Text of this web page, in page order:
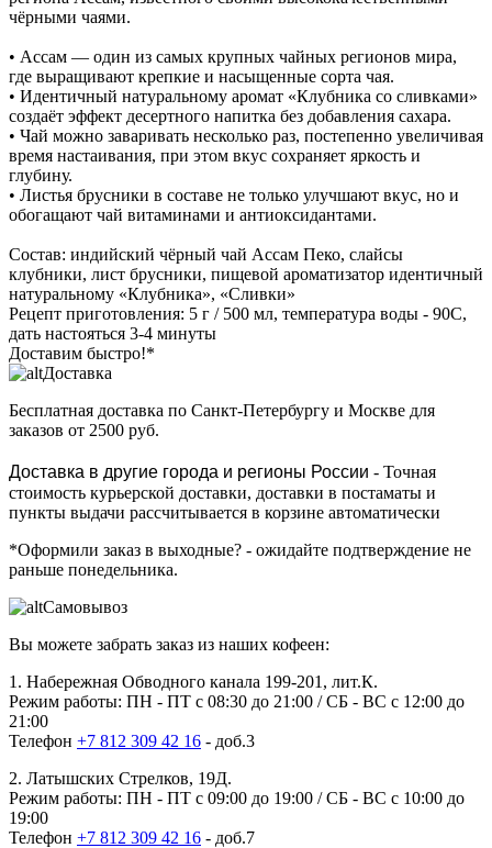
чёрными чаями.
• Ассам — один из самых крупных чайных регионов мира,
где выращивают крепкие и насыщенные сорта чая.
• Идентичный натуральному аромат «Клубника со сливками»
создаёт эффект десертного напитка без добавления сахара.
• Чай можно заваривать несколько раз, постепенно увеличивая
время настаивания, при этом вкус сохраняет яркость и
глубину.
• Листья брусники в составе не только улучшают вкус, но и
обогащают чай витаминами и антиоксидантами.
Состав: индийский чёрный чай Ассам Пеко, слайсы
клубники, лист брусники, пищевой ароматизатор идентичный
натуральному «Клубника», «Сливки»
Рецепт приготовления: 5 г / 500 мл, температура воды - 90С,
дать настояться 3-4 минуты
Доставим быстро!*
Доставка
Бесплатная доставка по Санкт-Петербургу и Москве для
заказов от 2500 руб.
Доставка в другие города и регионы России - Точная
стоимость курьерской доставки, доставки в постаматы и
пункты выдачи рассчитывается в корзине автоматически
*Оформили заказ в выходные? - ожидайте подтверждение не
раньше понедельника.
Самовывоз
Вы можете забрать заказ из наших кофеен:
1. Набережная Обводного канала 199-201, лит.К.
Режим работы: ПН - ПТ с 08:30 до 21:00 / СБ - ВС с 12:00 до
21:00
Телефон +7 812 309 42 16 - доб.3
2. Латышских Стрелков, 19Д.
Режим работы: ПН - ПТ с 09:00 до 19:00 / СБ - ВС с 10:00 до
19:00
Телефон +7 812 309 42 16 - доб.7